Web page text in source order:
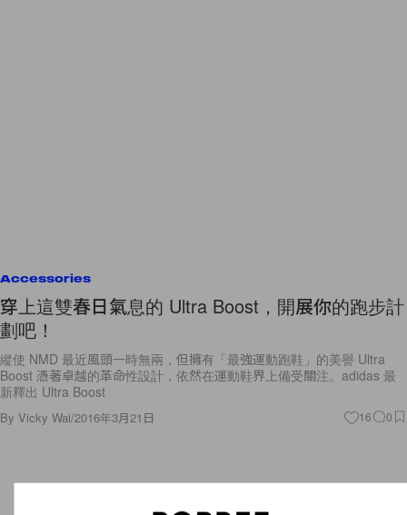
Accessories
穿上這雙春日氣息的 Ultra Boost，開展你的跑步計
劃吧！
縱使 NMD 最近風頭一時無兩，但擁有「最強運動跑鞋」的美譽 Ultra
Boost 憑著卓越的革命性設計，依然在運動鞋界上備受關注。adidas 最
新釋出 Ultra Boost
By Vicky Wai/2016年3月21日 16 0